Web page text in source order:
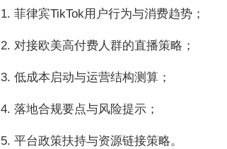
1. 菲律宾TikTok用户行为与消费趋势；
2. 对接欧美高付费人群的直播策略；
3. 低成本启动与运营结构测算；
4. 落地合规要点与风险提示；
5. 平台政策扶持与资源链接策略。